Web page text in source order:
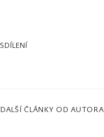
SDÍLENÍ
DALŠÍ ČLÁNKY OD AUTORA